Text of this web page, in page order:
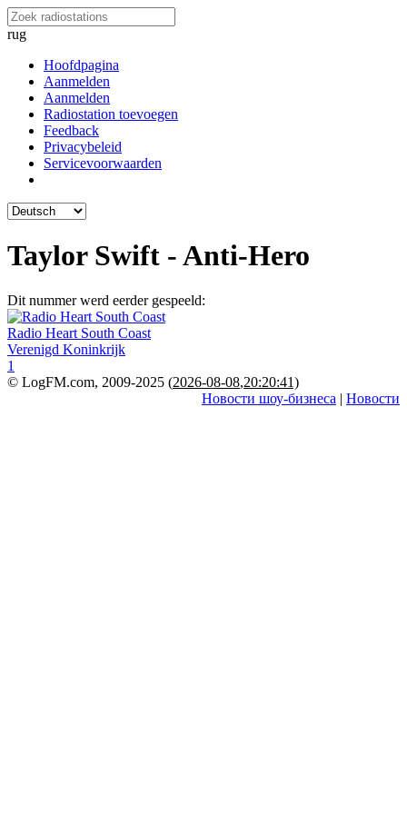
rug
Hoofdpagina
Aanmelden
Aanmelden
Radiostation toevoegen
Feedback
Privacybeleid
Servicevoorwaarden
Taylor Swift - Anti-Hero
Dit nummer werd eerder gespeeld:
Radio Heart South Coast
Verenigd Koninkrijk
1
© LogFM.com, 2009-2025 (2026-08-08,20:20:41)
Новости шоу-бизнеса | Новости